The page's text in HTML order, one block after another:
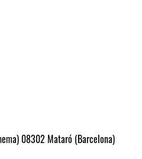
08302 Mataró (Barcelona)